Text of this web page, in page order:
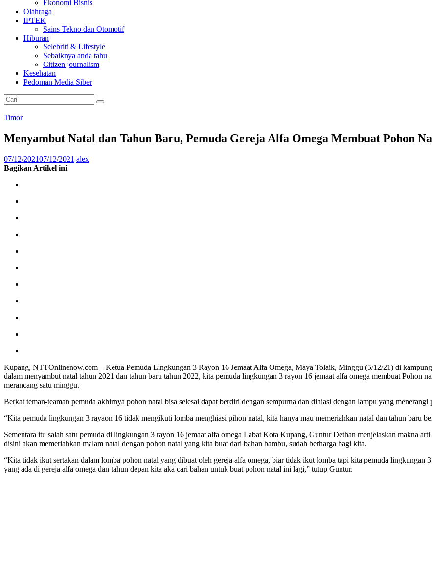
Ekonomi Bisnis
Olahraga
IPTEK
Sains Tekno dan Otomotif
Hiburan
Selebriti & Lifestyle
Sebaiknya anda tahu
Citizen journalism
Kesehatan
Pedoman Media Siber
Timor
Menyambut Natal dan Tahun Baru, Pemuda Gereja Alfa Omega Membuat Pohon
07/12/202107/12/2021 alex
Bagikan Artikel ini
Kupang, NTTOnlinenow.com – Ketua Pemuda Lingkungan 3 Rayon 16 Jemaat Alfa Omega, Maya Tolaik, Minggu (5/12/21) di
dalam menyambut natal tahun 2021 dan tahun baru tahun 2022, kita pemuda lingkungan 3 rayon 16 jemaat alfa omega membuat Pohon
merancang satu minggu.
Berkat teman-teaman pemuda akhirnya pohon natal bisa selesai dapat berdiri dengan sempurna dan dihiasi dengan lampu yang
“Kita pemuda lingkungan 3 rayaon 16 tidak mengikuti lomba menghiasi pihon natal, kita hanya mau memeriahkan natal dan tahun baru
Sementara itu salah satu pemuda di lingkungan 3 rayon 16 jemaat alfa omega Labat Kota Kupang, Guntur Dethan menjelaskan makna
disini akan memeriahkan malam natal dengan pohon natal yang kita buat dari bahan bambu, sudah berharga bagi kita.
“Kita tidak ikut sertakan dalam lomba pohon natal yang dibuat oleh gereja alfa omega, biar tidak ikut lomba tapi kita pemuda lingkungan
yang ada di gereja alfa omega dan tahun depan kita aka cari bahan untuk buat pohon natal ini lagi,” tutup Guntur.